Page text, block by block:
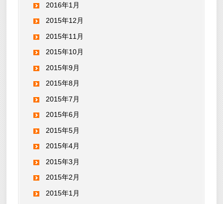
2016年1月
2015年12月
2015年11月
2015年10月
2015年9月
2015年8月
2015年7月
2015年6月
2015年5月
2015年4月
2015年3月
2015年2月
2015年1月